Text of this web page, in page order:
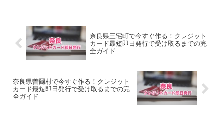
奈良県三宅町で今すぐ作る！クレジット
カード最短即日発行で受け取るまでの完
全ガイド
奈良県曽爾村で今すぐ作る！クレジット
カード最短即日発行で受け取るまでの完
全ガイド